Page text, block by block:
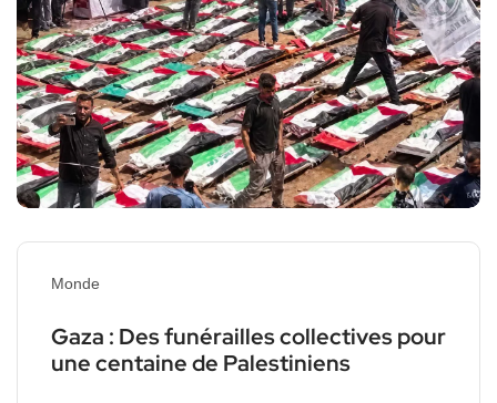
Monde
Gaza : Des funérailles collectives pour
une centaine de Palestiniens